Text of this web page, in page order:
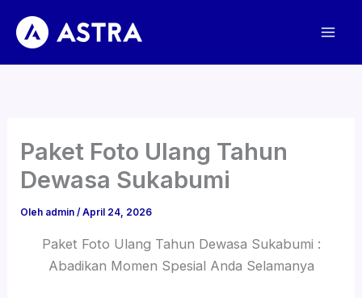
konten
Paket Foto Ulang Tahun
Dewasa Sukabumi
Oleh admin/April 24, 2026
Paket Foto Ulang Tahun Dewasa Sukabumi :
Abadikan Momen Spesial Anda Selamanya